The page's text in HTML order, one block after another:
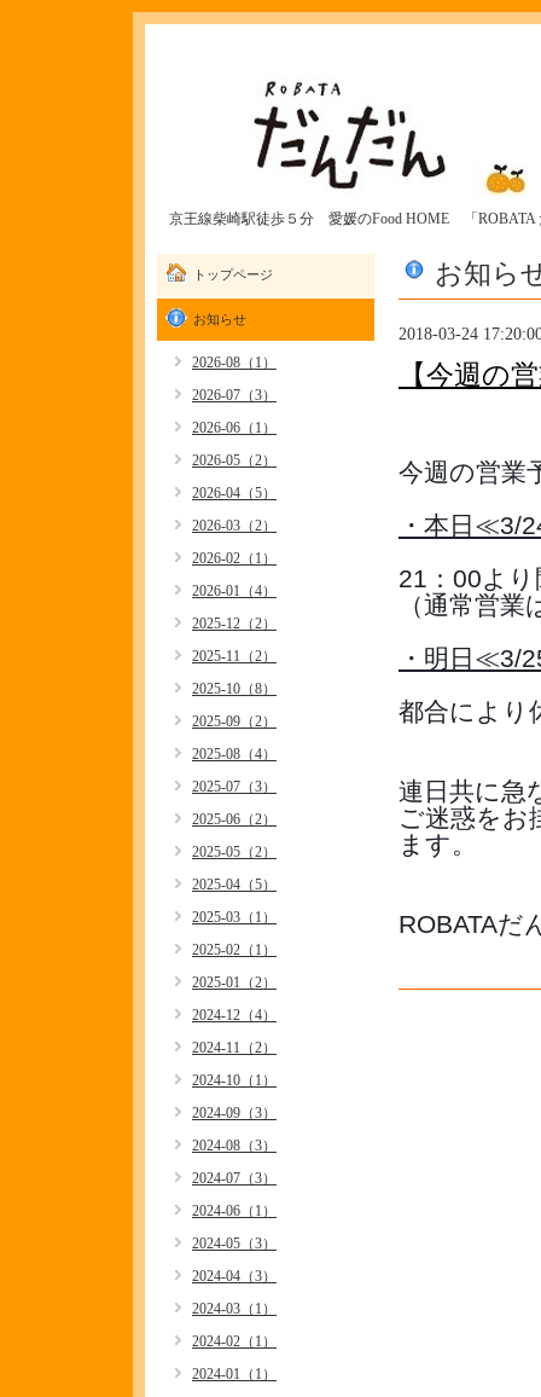
京王線柴崎駅徒歩５分 愛媛のFood HOME 「ROBATA
お知ら
2018-03-24
【今週の
今週の営業
・本日≪3/
21：00よ
（通常営
・明日≪3/
都合により
連日共に急
ご迷惑をお
ます。
ROBATAだ
トップページ
お知らせ
2026-08（1）
2026-07（3）
2026-06（1）
2026-05（2）
2026-04（5）
2026-03（2）
2026-02（1）
2026-01（4）
2025-12（2）
2025-11（2）
2025-10（8）
2025-09（2）
2025-08（4）
2025-07（3）
2025-06（2）
2025-05（2）
2025-04（5）
2025-03（1）
2025-02（1）
2025-01（2）
2024-12（4）
2024-11（2）
2024-10（1）
2024-09（3）
2024-08（3）
2024-07（3）
2024-06（1）
2024-05（3）
2024-04（3）
2024-03（1）
2024-02（1）
2024-01（1）